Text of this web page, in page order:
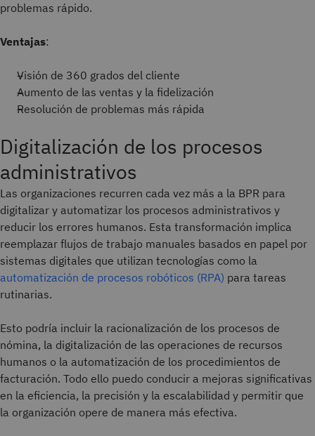
problemas rápido.
Ventajas:
Visión de 360 grados del cliente
Aumento de las ventas y la fidelización
Resolución de problemas más rápida
Digitalización de los procesos
administrativos
Las organizaciones recurren cada vez más a la BPR para
digitalizar y automatizar los procesos administrativos y
reducir los errores humanos. Esta transformación implica
reemplazar flujos de trabajo manuales basados en papel por
sistemas digitales que utilizan tecnologías como la
automatización de procesos robóticos (RPA) para tareas
rutinarias.
Esto podría incluir la racionalización de los procesos de
nómina, la digitalización de las operaciones de recursos
humanos o la automatización de los procedimientos de
facturación. Todo ello puedo conducir a mejoras significativas
en la eficiencia, la precisión y la escalabilidad y permitir que
la organización opere de manera más efectiva.